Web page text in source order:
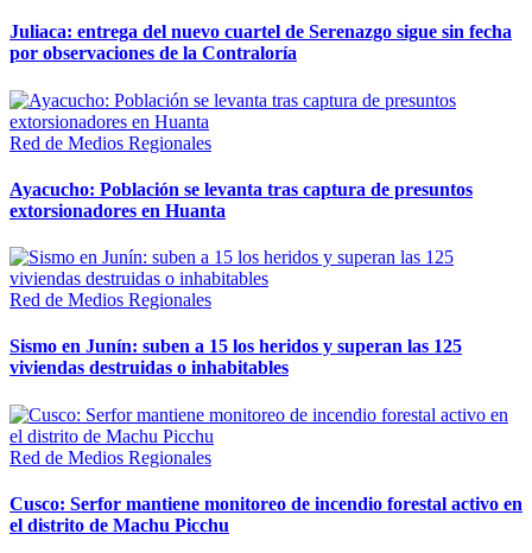
Juliaca: entrega del nuevo cuartel de Serenazgo sigue sin fecha
por observaciones de la Contraloría
Red de Medios Regionales
Ayacucho: Población se levanta tras captura de presuntos
extorsionadores en Huanta
Red de Medios Regionales
Sismo en Junín: suben a 15 los heridos y superan las 125
viviendas destruidas o inhabitables
Red de Medios Regionales
Cusco: Serfor mantiene monitoreo de incendio forestal activo en
el distrito de Machu Picchu